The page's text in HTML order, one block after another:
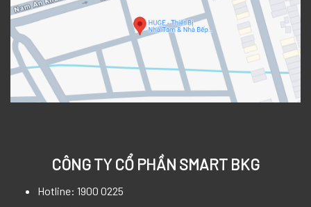
CÔNG TY CỔ PHẦN SMART BKG
Hotline: 1900 0225